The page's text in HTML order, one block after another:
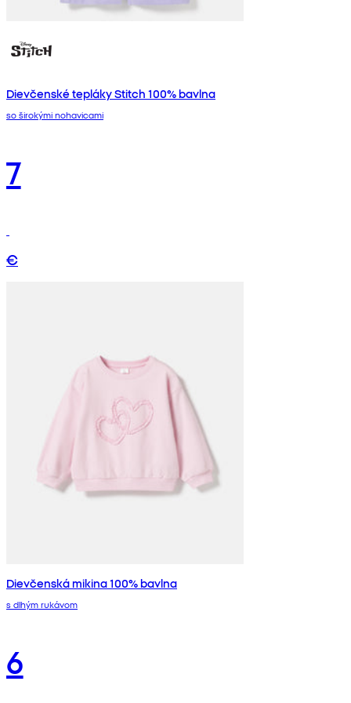
Dievčenské tepláky Stitch 100% bavlna
so širokými nohavicami
7
€
Dievčenská mikina 100% bavlna
s dlhým rukávom
6